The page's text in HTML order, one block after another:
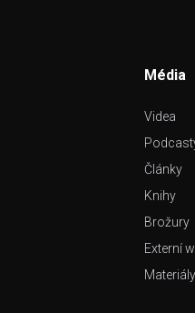
Média
Videa
Články
Knihy
Brožury
Externí